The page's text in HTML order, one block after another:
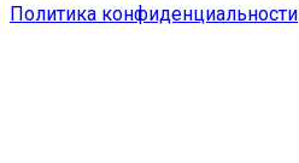
Политика конфиденциальности